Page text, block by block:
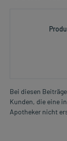
Bei diesen
Kunden, die eine
Apotheker nicht